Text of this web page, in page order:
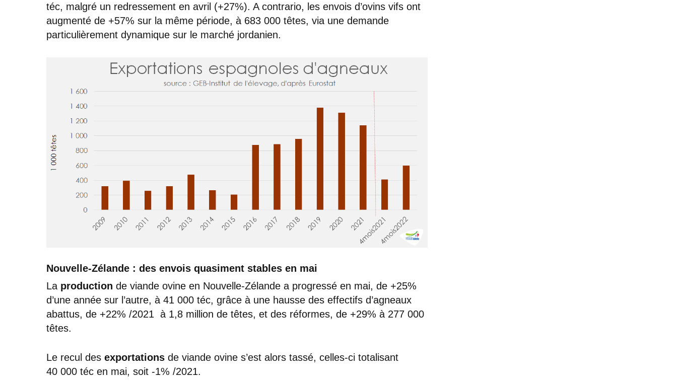
téc, malgré un redressement en avril (+27%). A contrario, les envois d’ovins vifs ont
augmenté de +57% sur la même période, à 683 000 têtes, via une demande
particulièrement dynamique sur le marché jordanien.
Nouvelle-Zélande : des envois quasiment stables en mai
La production de viande ovine en Nouvelle-Zélande a progressé en mai, de +25%
d’une année sur l’autre, à 41 000 téc, grâce à une hausse des effectifs d’agneaux
abattus, de +22% /2021 à 1,8 million de têtes, et des réformes, de +29% à 277 000
têtes.
Le recul des exportations de viande ovine s’est alors tassé, celles-ci totalisant
40 000 téc en mai, soit -1% /2021.